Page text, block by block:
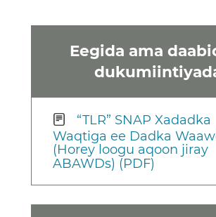
Eegida ama
“TLR” SNAP Xadadka
Waqtiga ee Dadka
(Horey loogu aqoon jiray
ABAWDs) (PDF)